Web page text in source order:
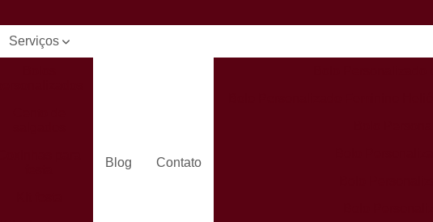
Serviços
Blog Contato